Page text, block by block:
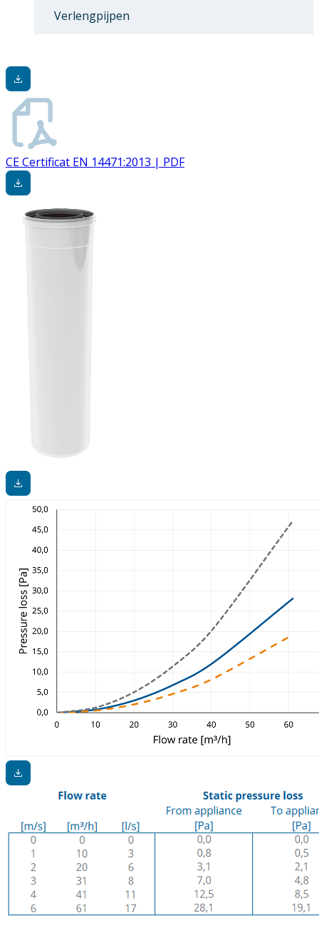
Verlengpijpen
CE Certificat EN 14471:2013 | PDF